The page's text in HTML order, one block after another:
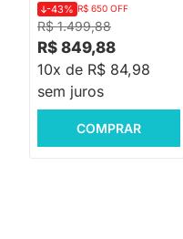
R$ 1.499,88
-43% R$ 650 OFF
R$ 849,88
10x de R$ 84,98
sem juros
COMPRAR